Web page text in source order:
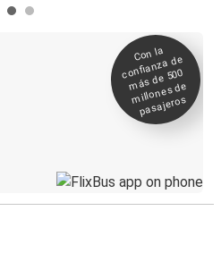
Con la
confianza de
más de 500
millones de
pasajeros